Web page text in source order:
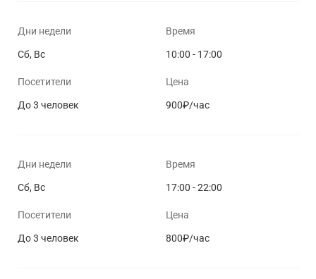
Дни недели
Сб, Вс
Время
10:00 - 17:00
Посетители
До 3 человек
Цена
900₽/час
Дни недели
Сб, Вс
Время
17:00 - 22:00
Посетители
До 3 человек
Цена
800₽/час